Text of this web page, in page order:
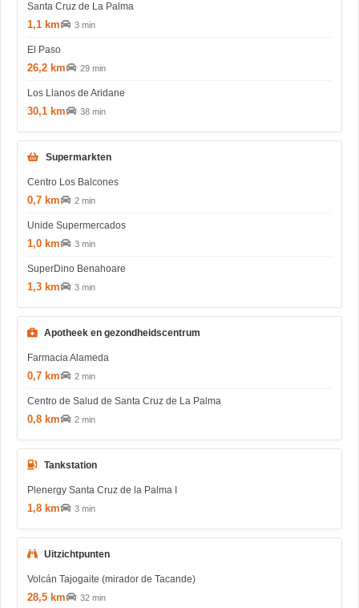
Santa Cruz de La Palma
1,1 km 3 min
El Paso
26,2 km 29 min
Los Llanos de Aridane
30,1 km 38 min
Supermarkten
Centro Los Balcones
0,7 km 2 min
Unide Supermercados
1,0 km 3 min
SuperDino Benahoare
1,3 km 3 min
Apotheek en gezondheidscentrum
Farmacia Alameda
0,7 km 2 min
Centro de Salud de Santa Cruz de La Palma
0,8 km 2 min
Tankstation
Plenergy Santa Cruz de la Palma I
1,8 km 3 min
Uitzichtpunten
Volcán Tajogaite (mirador de Tacande)
28,5 km 32 min